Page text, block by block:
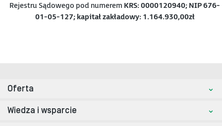
Rejestru Sądowego pod numerem KRS: 0000120940; NIP 676-
01-05-127; kapitał zakładowy: 1.164.930,00zł
Oferta
Wiedza i wsparcie